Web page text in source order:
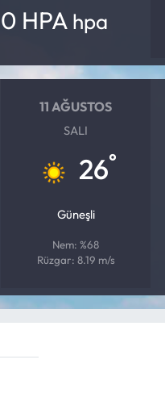
HPA hpa
11 AĞUSTOS
SALI
26°
Güneşli
Nem: %68
Rüzgar: 8.19 m/s